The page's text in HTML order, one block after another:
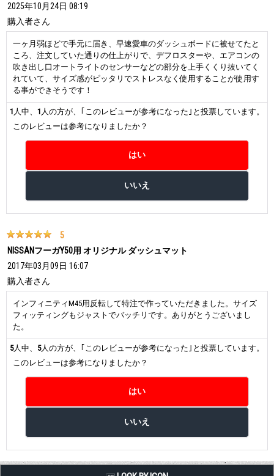
2025年10月24日 08:19
購入者さん
一ヶ月弱ほどで手元に届き、早速愛車のダッシュボードに被せてたと
ころ、注文していた通りの仕上がりで、デフロスターや、エアコンの
吹き出し口オートライトのセンサーなどの部分を上手くくり抜いてく
れていて、サイズ感がピッタリでストレスなく使用することが使用す
る事ができそうです！
1 人中、 1 人の方が、｢このレビューが参考になった｣と投票しています。
このレビューは参考になりましたか？
5
NISSANフーガY50用 オリジナル ダッシュマット
2017年03月09日 16:07
購入者さん
インフィニティM45用反転して特注で作っていただきました。サイズ
フィッティングもジャストでバッチリです。ありがとうございまし
た。
5人中、 5人の方が、｢このレビューが参考になった｣と投票しています。
このレビューは参考になりましたか？